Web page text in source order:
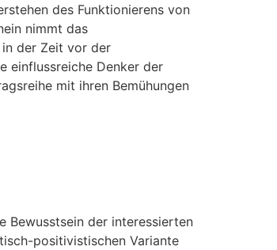
des Funktionierens von
nimmt das
in der Zeit vor der
einflussreiche Denker der
mit ihren Bemühungen
Bewusstsein der interessierten
positivistischen Variante